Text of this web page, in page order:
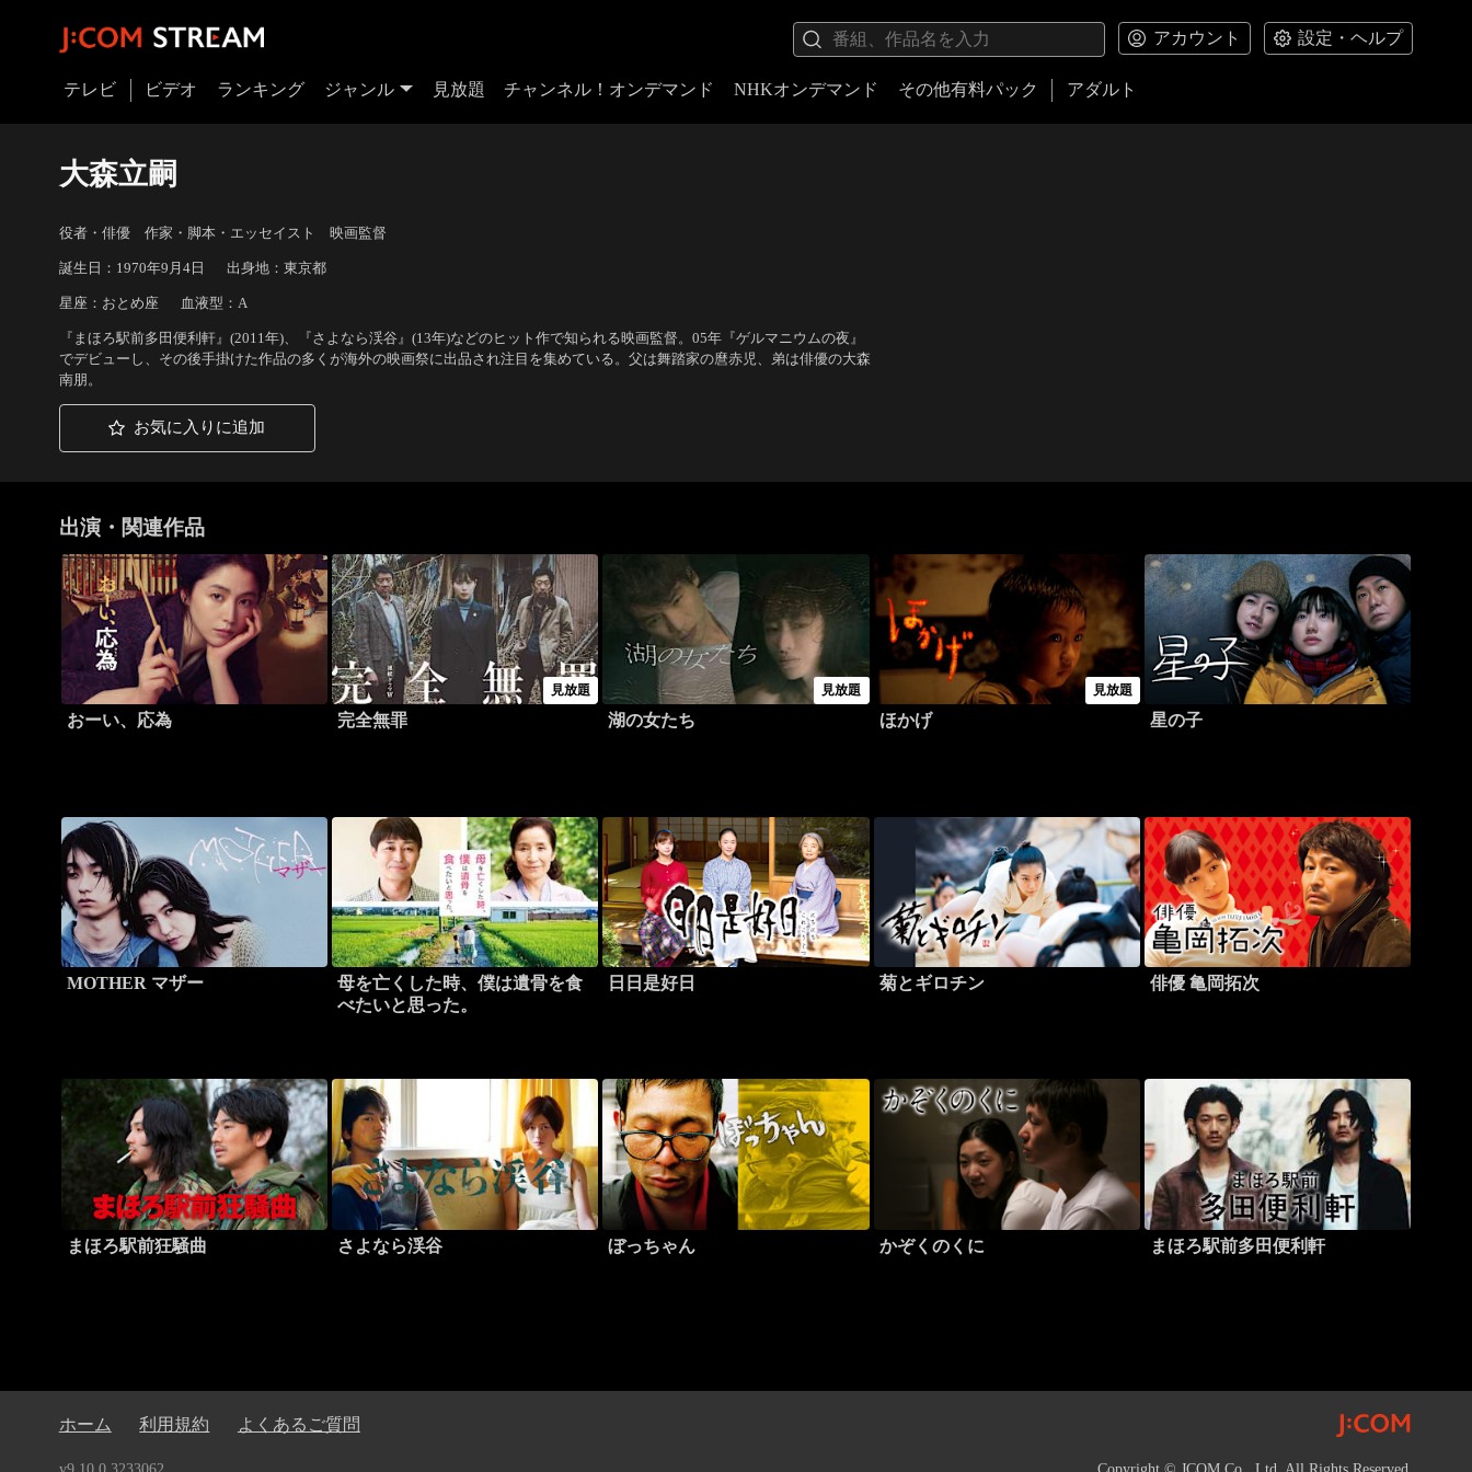
アカウント 設定・ヘルプ
テレビ ビデオ ランキング ジャンル 見放題 チャンネル！オンデマンド NHKオンデマンド その他有料パック アダルト
大森立嗣
役者・俳優 作家・脚本・エッセイスト 映画監督
誕生日：1970年9月4日 出身地：東京都
星座：おとめ座 血液型：A
『まほろ駅前多田便利軒』(2011年)、『さよなら渓谷』(13年)などのヒット作で知られる映画監督。05年『ゲルマニウムの夜』
でデビューし、その後手掛けた作品の多くが海外の映画祭に出品され注目を集めている。父は舞踏家の麿赤児、弟は俳優の大森
南朋。
お気に入りに追加
出演・関連作品
おーい、応為
見放題
完全無罪
見放題
湖の女たち
見放題
ほかげ 星の子
MOTHER マザー
母を亡くした時、僕は遺骨を食
べたいと思った。
日日是好日 菊とギロチン 俳優 亀岡拓次
まほろ駅前狂騒曲 さよなら渓谷 ぼっちゃん かぞくのくに まほろ駅前多田便利軒
ホーム 利用規約 よくあるご質問